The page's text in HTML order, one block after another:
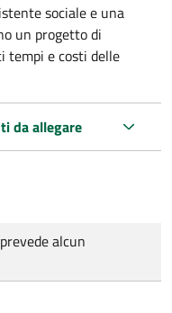
sociale e una
un progetto di
tempi e costi delle
da allegare
alcun